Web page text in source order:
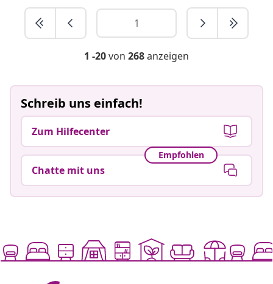
1 -20von 268anzeigen
Schreib uns einfach!
Zum Hilfecenter
Empfohlen
Chatte mit uns